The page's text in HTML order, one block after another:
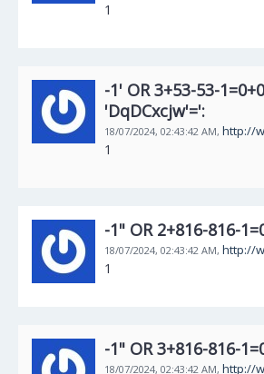
1
-1' OR 3+53-53-
'DqDCxcjw'=':
18/07/2024, 02:43:42 AM, http://
1
-1" OR 2+816-816-
18/07/2024, 02:43:42 AM, http://
1
-1" OR 3+816-816-
18/07/2024, 02:43:42 AM, http://